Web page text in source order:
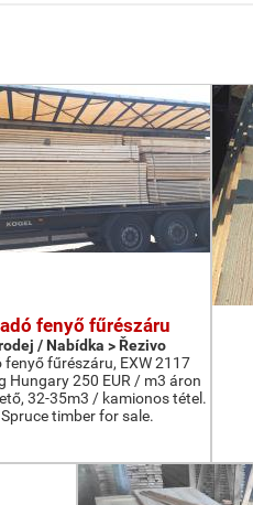
fenyő fűrészáru
/ Nabídka > Řezivo
fenyő fűrészáru, EXW 2117
Hungary 250 EUR / m3 áron
32-35m3 / kamionos tétel.
Spruce timber for sale.